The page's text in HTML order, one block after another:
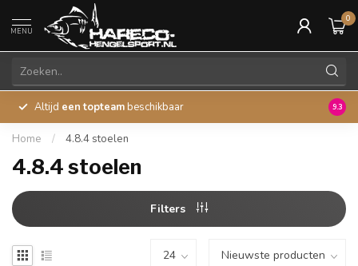
MENU
0
Altijd een topteam beschikbaar 45
9.3
Home / 4.8.4 stoelen
4.8.4 stoelen
Filters